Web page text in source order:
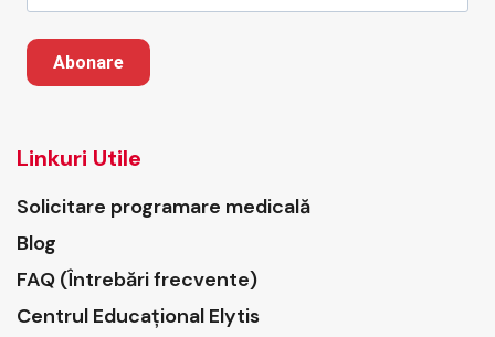
Abonare
Linkuri Utile
Solicitare programare medicală
Blog
FAQ (Întrebări frecvente)
Centrul Educațional Elytis